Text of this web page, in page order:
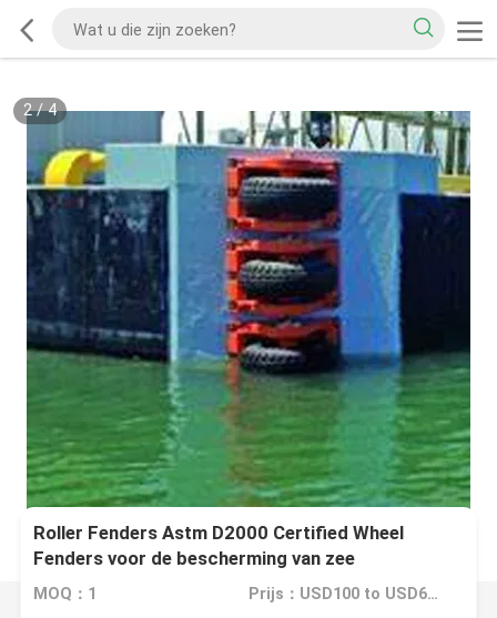
2/4
Roller Fenders Astm D2000 Certified Wheel
Fenders voor de bescherming van zee
MOQ：1 Prijs：USD100 to USD640 Per Piece